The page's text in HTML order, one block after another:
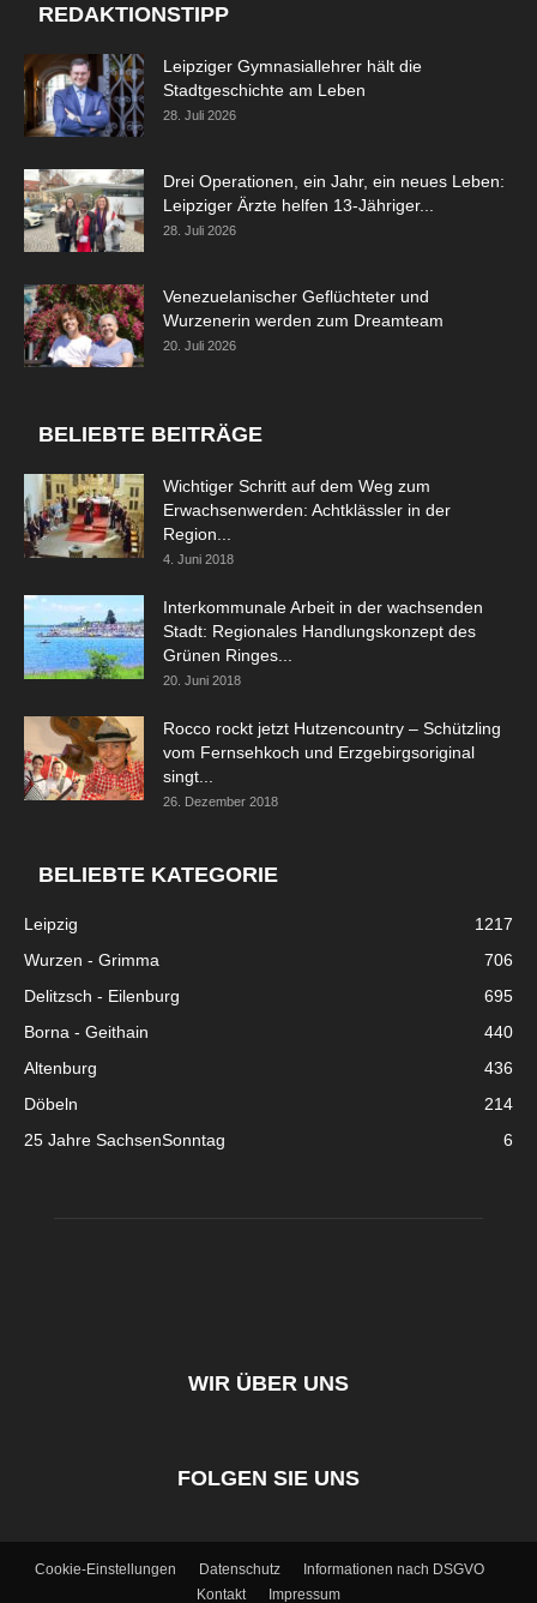
REDAKTIONSTIPP
Leipziger Gymnasiallehrer hält die
Stadtgeschichte am Leben
28. Juli 2026
Drei Operationen, ein Jahr, ein neues Leben:
Leipziger Ärzte helfen 13-Jähriger...
28. Juli 2026
Venezuelanischer Geflüchteter und
Wurzenerin werden zum Dreamteam
20. Juli 2026
BELIEBTE BEITRÄGE
Wichtiger Schritt auf dem Weg zum
Erwachsenwerden: Achtklässler in der
Region...
4. Juni 2018
Interkommunale Arbeit in der wachsenden
Stadt: Regionales Handlungskonzept des
Grünen Ringes...
20. Juni 2018
Rocco rockt jetzt Hutzencountry – Schützling
vom Fernsehkoch und Erzgebirgsoriginal
singt...
26. Dezember 2018
BELIEBTE KATEGORIE
Leipzig
1217
Wurzen - Grimma
706
Delitzsch - Eilenburg
695
Borna - Geithain
440
Altenburg
436
Döbeln
214
25 Jahre SachsenSonntag
6
WIR ÜBER UNS
FOLGEN SIE UNS
Cookie-Einstellungen Datenschutz
Informationen nach DSGVO
Kontakt
Impressum